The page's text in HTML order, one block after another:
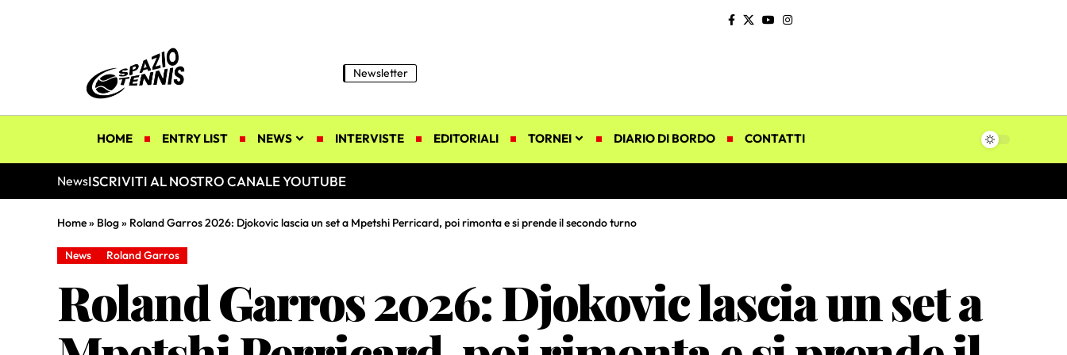
Newsletter
HOME ENTRY LIST NEWS INTERVISTE EDITORIALI TORNEI DIARIO DI BORDO CONTATTI
NewsISCRIVITI AL NOSTRO CANALE YOUTUBE
Home» Blog» Roland Garros 2026: Djokovic lascia un set a Mpetshi Perricard, poi rimonta e si prende il secondo turno
News Roland Garros
Roland Garros 2026: Djokovic lascia un set a